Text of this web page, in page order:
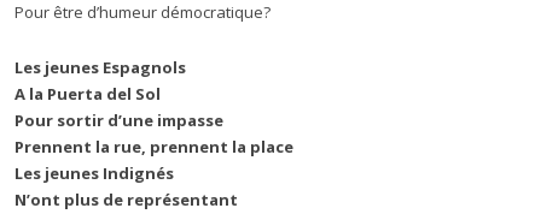
Pour être d’humeur démocratique?
Les jeunes Espagnols
A la Puerta del Sol
Pour sortir d’une impasse
Prennent la rue, prennent la place
Les jeunes Indignés
N’ont plus de représentant